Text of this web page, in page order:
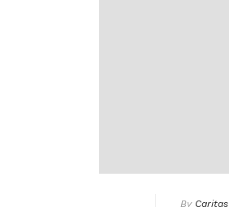
By Caritas